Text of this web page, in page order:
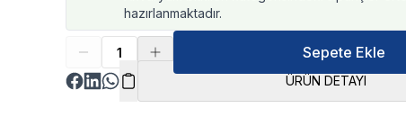
hazırlanmaktadır.
Sepete Ekle
ÜRÜN DETAYI